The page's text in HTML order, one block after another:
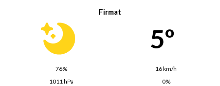
Firmat
5º
76%
16 km/h
1011 hPa
0%